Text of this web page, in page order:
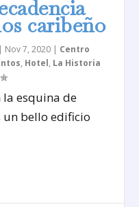
caribeño
| Nov 7, 2020 | Centro
, Hotel, La Historia
la esquina de
un bello edificio